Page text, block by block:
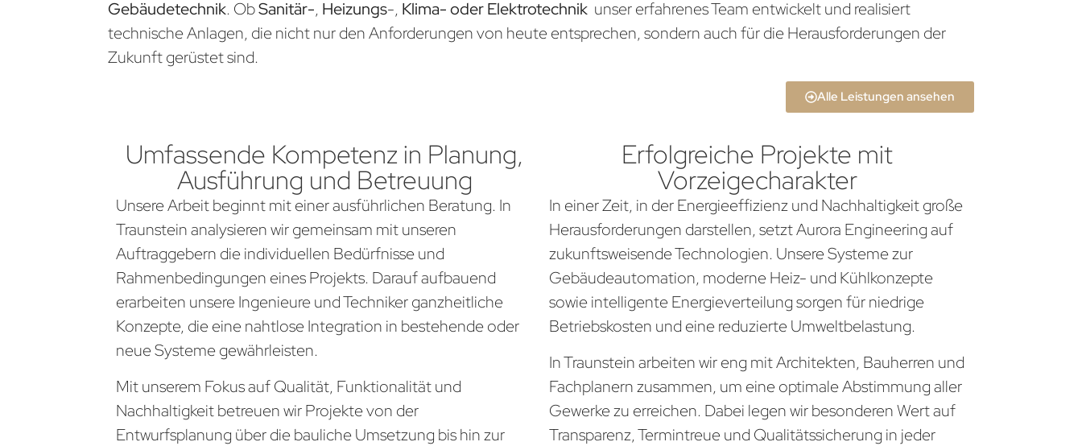
Gebäudetechnik. ObSanitär-, Heizungs-, Klima- oder Elektrotechnik unser erfahrenes Team entwickelt und realisiert
technische Anlagen, die nicht nur den Anforderungen von heute entsprechen, sondern auch für die Herausforderungen der
Zukunft gerüstet sind.
Alle Leistungen ansehen
Umfassende Kompetenz in Planung,
Ausführung und Betreuung
Unsere Arbeit beginnt mit einer ausführlichen Beratung. In
Traunstein analysieren wir gemeinsam mit unseren
Auftraggebern die individuellen Bedürfnisse und
Rahmenbedingungen eines Projekts. Darauf aufbauend
erarbeiten unsere Ingenieure und Techniker ganzheitliche
Konzepte, die eine nahtlose Integration in bestehende oder
neue Systeme gewährleisten.
Mit unserem Fokus auf Qualität, Funktionalität und
Nachhaltigkeit betreuen wir Projekte von der
Entwurfsplanung über die bauliche Umsetzung bis hin zur
Erfolgreiche Projekte mit
Vorzeigecharakter
In einer Zeit, in der Energieeffizienz und Nachhaltigkeit große
Herausforderungen darstellen, setzt Aurora Engineering auf
zukunftsweisende Technologien. Unsere Systeme zur
Gebäudeautomation, moderne Heiz- und Kühlkonzepte
sowie intelligente Energieverteilung sorgen für niedrige
Betriebskosten und eine reduzierte Umweltbelastung.
In Traunstein arbeiten wir eng mit Architekten, Bauherren und
Fachplanern zusammen, um eine optimale Abstimmung aller
Gewerke zu erreichen. Dabei legen wir besonderen Wert auf
Transparenz, Termintreue und Qualitätssicherung in jeder